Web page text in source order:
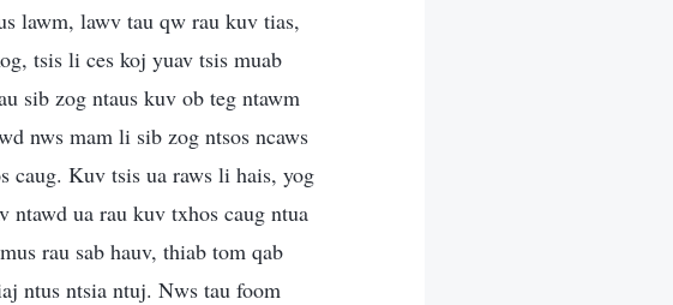
lawm, lawv tau qw rau kuv tias,
tsis li ces koj yuav tsis muab
sib zog ntaus kuv ob teg ntawm
nws mam li sib zog ntsos ncaws
caug. Kuv tsis ua raws li hais, yog
ntawd ua rau kuv txhos caug ntua
rau sab hauv, thiab tom qab
ntus ntsia ntuj. Nws tau foom